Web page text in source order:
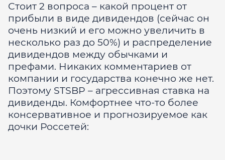
Стоит 2 вопроса – какой процент от
прибыли в виде дивидендов (сейчас он
очень низкий и его можно увеличить в
несколько раз до 50%) и распределение
дивидендов между обычками и
префами. Никаких комментариев от
компании и государства конечно же нет.
Поэтому STSBP – агрессивная ставка на
дивиденды. Комфортнее что-то более
консервативное и прогнозируемое как
дочки Россетей: